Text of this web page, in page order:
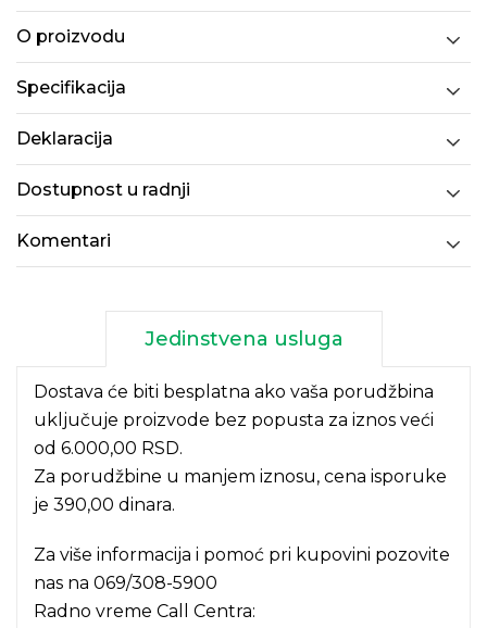
O proizvodu
Specifikacija
Deklaracija
Dostupnost u radnji
Komentari
Jedinstvena usluga
Dostava će biti besplatna ako vaša porudžbina
uključuje proizvode bez popusta za iznos veći
od 6.000,00 RSD.
Za porudžbine u manjem iznosu, cena isporuke
je 390,00 dinara.
Za više informacija i pomoć pri kupovini pozovite
nas na 069/308-5900
Radno vreme Call Centra: